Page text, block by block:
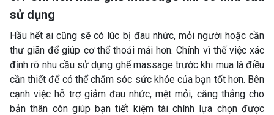
sử dụng
Hầu hết ai cũng sẽ có lúc bị đau nhức, mỏi người hoặc cần
thư giãn để giúp cơ thể thoải mái hơn. Chính vì thế việc xác
định rõ nhu cầu sử dụng ghế massage trước khi mua là điều
cần thiết để có thể chăm sóc sức khỏe của bạn tốt hơn. Bên
cạnh việc hỗ trợ giảm đau nhức, mệt mỏi, căng thẳng cho
bản thân còn giúp bạn tiết kiệm tài chính lựa chọn được